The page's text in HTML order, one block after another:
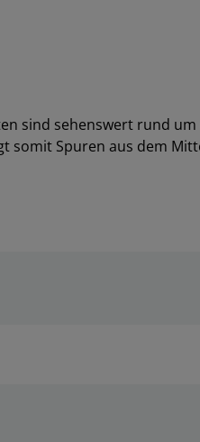
sind sehenswert rund
somit Spuren aus dem